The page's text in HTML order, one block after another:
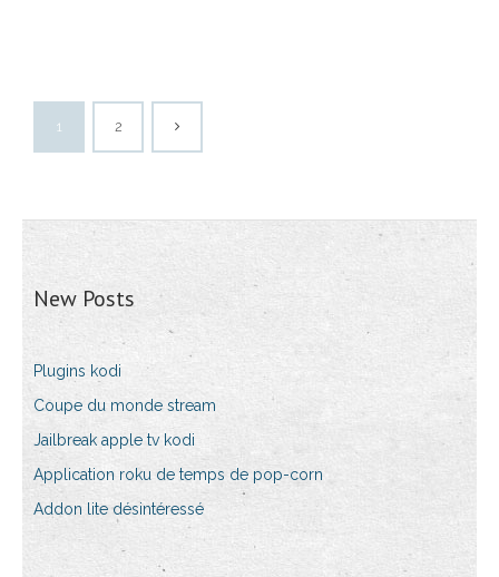
1 2
New Posts
Plugins kodi
Coupe du monde stream
Jailbreak apple tv kodi
Application roku de temps de pop-corn
Addon lite désintéressé